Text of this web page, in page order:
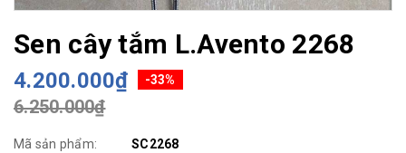
Sen cây tắm L.Avento 2268
4.200.000₫ -33%
6.250.000₫
Mã sản phẩm:
SC2268